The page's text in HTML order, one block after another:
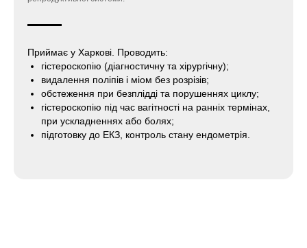
Приймає у Харкові. Проводить:
гістероскопію (діагностичну та хірургічну);
видалення поліпів і міом без розрізів;
обстеження при безплідді та порушеннях циклу;
гістероскопію під час вагітності на ранніх термінах,
при ускладненнях або болях;
підготовку до ЕКЗ, контроль стану ендометрія.